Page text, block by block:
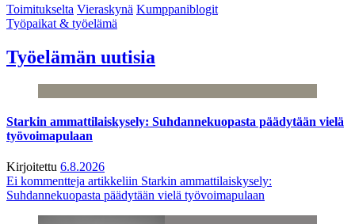
Toimitukselta Vieraskynä Kumppaniblogit
Työpaikat & työelämä
Työelämän uutisia
Starkin ammattilaiskysely: Suhdannekuopasta päädytään vielä
työvoimapulaan
Kirjoitettu 6.8.2026
Ei kommentteja artikkeliin Starkin ammattilaiskysely:
Suhdannekuopasta päädytään vielä työvoimapulaan